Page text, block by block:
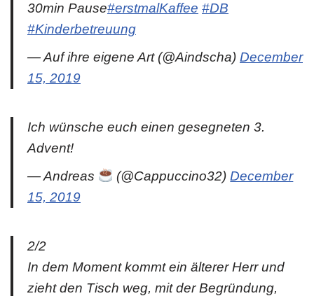
30min Pause#erstmalKaffee #DB
#Kinderbetreuung
— Auf ihre eigene Art (@Aindscha) December
15, 2019
Ich wünsche euch einen gesegneten 3.
Advent! ️️️
— Andreas
(@Cappuccino32)December
15, 2019
2/2
In dem Moment kommt ein älterer Herr und
zieht den Tisch weg, mit der Begründung,